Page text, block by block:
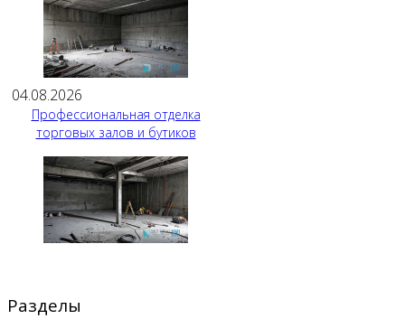
04.08.2026
Профессиональная отделка
торговых залов и бутиков
Разделы